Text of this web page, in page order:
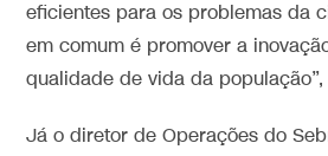
eficientes para os problemas da
em comum é promover a
qualidade de vida da população”,
Já o diretor de Operações do